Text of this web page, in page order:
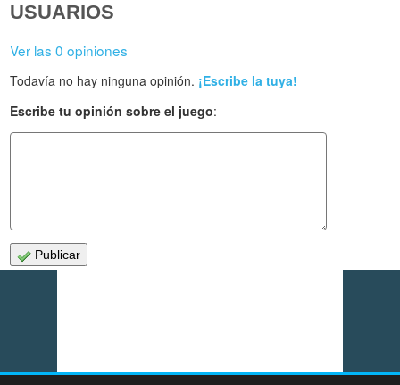
USUARIOS
Ver las 0 opiniones
Todavía no hay ninguna opinión. ¡Escribe la tuya!
Escribe tu opinión sobre el juego:
Publicar